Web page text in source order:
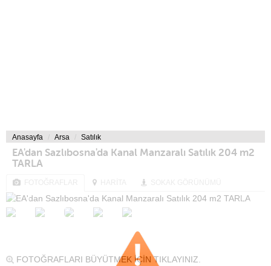
Anasayfa Arsa Satılık
EA'dan Sazlıbosna'da Kanal Manzaralı Satılık 204 m2
TARLA
FOTOĞRAFLARI BÜYÜTMEK İÇİN TIKLAYINIZ.